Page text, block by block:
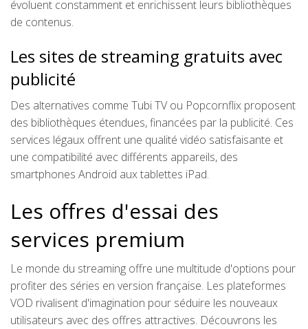
évoluent constamment et enrichissent leurs bibliothèques
de contenus.
Les sites de streaming gratuits avec
publicité
Des alternatives comme Tubi TV ou Popcornflix proposent
des bibliothèques étendues, financées par la publicité. Ces
services légaux offrent une qualité vidéo satisfaisante et
une compatibilité avec différents appareils, des
smartphones Android aux tablettes iPad.
Les offres d'essai des
services premium
Le monde du streaming offre une multitude d'options pour
profiter des séries en version française. Les plateformes
VOD rivalisent d'imagination pour séduire les nouveaux
utilisateurs avec des offres attractives. Découvrons les